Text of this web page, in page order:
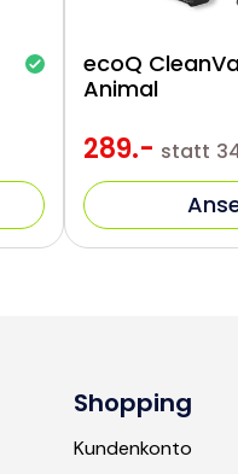
289.- statt
ecoQ
Animal
Shopping
Kundenkonto